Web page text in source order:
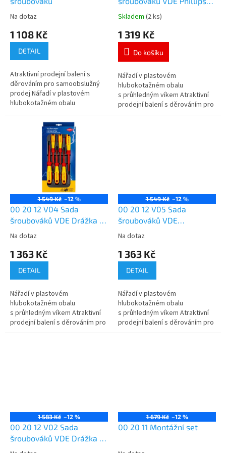
Na dotaz
1 108 Kč
DETAIL
Atraktivní prodejní balení s
děrováním pro samoobslužný
prodej Nářadí v plastovém
hlubokotažném obalu
s průhledným víkem Rozměry
vnější (Š x V x H): 170 x 370 x
/ Pozidriv®
Skladem (2 ks)
1 319 Kč
Do košíku
Nářadí v plastovém
hlubokotažném obalu
s průhledným víkem Atraktivní
prodejní balení s děrováním pro
samoobslužný prodej Rozměry
1 549 Kč –12 %
00 20 12 V04 Sada
šroubováků VDE Drážka /
Phillips® / Pozidriv®
Na dotaz
1 363 Kč
DETAIL
Nářadí v plastovém
hlubokotažném obalu
s průhledným víkem Atraktivní
prodejní balení s děrováním pro
samoobslužný prodej Rozměry
1 549 Kč –12 %
00 20 12 V05 Sada
šroubováků VDE
PlusMinus / drážka
Na dotaz
1 363 Kč
DETAIL
Nářadí v plastovém
hlubokotažném obalu
s průhledným víkem Atraktivní
prodejní balení s děrováním pro
samoobslužný prodej Rozměry
1 583 Kč –12 %
00 20 12 V02 Sada
šroubováků VDE Drážka /
Phillips®
1 679 Kč –12 %
00 20 11 Montážní set